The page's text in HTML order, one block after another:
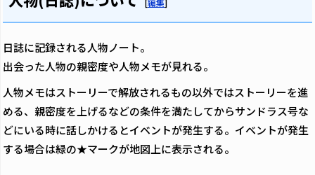
日誌に記録される人物ノート。
出会った人物の親密度や人物メモが見れる。
人物メモはストーリーで解放されるもの以外ではストーリーを進
める、親密度を上げるなどの条件を満たしてからサンドラス号な
どにいる時に話しかけるとイベントが発生する。イベントが発生
する場合は緑の★マークが地図上に表示される。